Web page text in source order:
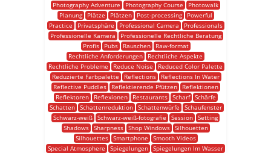
Photography Adventure
Photography Course
Photowalk
Planung
Plätze Plätzen Post-processing
Powerful
Practice
Privatsphäre Professional Camera
Professionals
Professionelle Kamera
Professionelle Rechtliche Beratung
Profis
Pubs Rauschen
Raw-format
Rechtliche Anforderungen
Rechtliche Aspekte
Rechtliche Probleme
Reduce Noise
Reduced Color Palette
Reduzierte Farbpalette
Reflections
Reflections In Water
Reflective Puddles
Reflektierende Pfützen
Reflektionen
Reflektoren
Reflexionen Restaurants Scharf
Schärfe
Schatten
Schattenreduktion Schattenwürfe
Schaufenster
Schwarz-weiß Schwarz-weiß-fotografie Session Setting
Shadows
Sharpness Shop Windows
Silhouetten
Silhouettes
Smartphone
Smooth Videos
Special Atmosphere
Spiegelungen Spiegelungen Im Wasser